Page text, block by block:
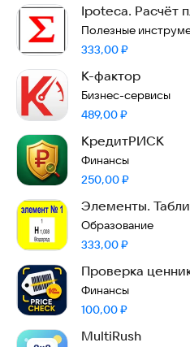
Ipoteca. Расчёт
ипотеки.
Полезные
Цена:
333,00₽
К-фактор
Бизнес-сервисы
Цена:
489,00₽
КредитРИСК
Финансы
Цена:
250,00₽
Элементы.
Образование
Цена:
333,00₽
Проверка
Финансы
Цена:
100,00₽
MultiRush